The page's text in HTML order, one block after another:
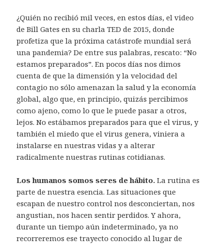
¿Quién no recibió mil veces, en estos días, el video
de Bill Gates en su charla TED de 2015, donde
profetiza que la próxima catástrofe mundial será
una pandemia? De entre sus palabras, rescato: “No
estamos preparados”. En pocos días nos dimos
cuenta de que la dimensión y la velocidad del
contagio no sólo amenazan la salud y la economía
global, algo que, en principio, quizás percibimos
como ajeno, como lo que le puede pasar a otros,
lejos. No estábamos preparados para que el virus, y
también el miedo que el virus genera, viniera a
instalarse en nuestras vidas y a alterar
radicalmente nuestras rutinas cotidianas.
Los humanos somos seres de hábito.La rutina es
parte de nuestra esencia. Las situaciones que
escapan de nuestro control nos desconciertan, nos
angustian, nos hacen sentir perdidos. Y ahora,
durante un tiempo aún indeterminado, ya no
recorreremos ese trayecto conocido al lugar de